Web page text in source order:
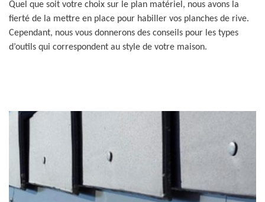
Quel que soit votre choix sur le plan matériel, nous avons la
fierté de la mettre en place pour habiller vos planches de rive.
Cependant, nous vous donnerons des conseils pour les types
d’outils qui correspondent au style de votre maison.